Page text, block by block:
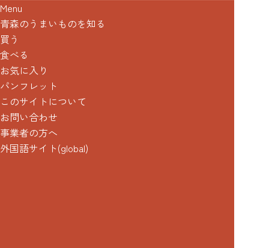
Menu
青森のうまいものを知る
買う
食べる
お気に入り
パンフレット
このサイトについて
お問い合わせ
事業者の方へ
外国語サイト(global)